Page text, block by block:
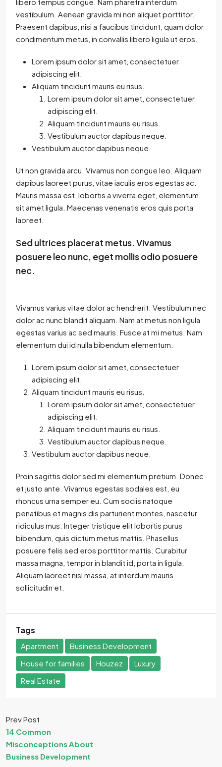
libero tempus congue. Nam pharetra interdum
vestibulum. Aenean gravida mi non aliquet porttitor.
Praesent dapibus, nisi a faucibus tincidunt, quam dolor
condimentum metus, in convallis libero ligula ut eros.
Lorem ipsum dolor sit amet, consectetuer
adipiscing elit.
Aliquam tincidunt mauris eu risus.
Lorem ipsum dolor sit amet, consectetuer
adipiscing elit.
Aliquam tincidunt mauris eu risus.
Vestibulum auctor dapibus neque.
Vestibulum auctor dapibus neque.
Ut non gravida arcu. Vivamus non congue leo. Aliquam
dapibus laoreet purus, vitae iaculis eros egestas ac.
Mauris massa est, lobortis a viverra eget, elementum
sit amet ligula. Maecenas venenatis eros quis porta
laoreet.
Sed ultrices placerat metus. Vivamus
posuere leo nunc, eget mollis odio posuere
nec.
Vivamus varius vitae dolor ac hendrerit. Vestibulum nec
dolor ac nunc blandit aliquam. Nam at metus non ligula
egestas varius ac sed mauris. Fusce at mi metus. Nam
elementum dui id nulla bibendum elementum.
Lorem ipsum dolor sit amet, consectetuer
adipiscing elit.
Aliquam tincidunt mauris eu risus.
Lorem ipsum dolor sit amet, consectetuer
adipiscing elit.
Aliquam tincidunt mauris eu risus.
Vestibulum auctor dapibus neque.
Vestibulum auctor dapibus neque.
Proin sagittis dolor sed mi elementum pretium. Donec
et justo ante. Vivamus egestas sodales est, eu
rhoncus urna semper eu. Cum sociis natoque
penatibus et magnis dis parturient montes, nascetur
ridiculus mus. Integer tristique elit lobortis purus
bibendum, quis dictum metus mattis. Phasellus
posuere felis sed eros porttitor mattis. Curabitur
massa magna, tempor in blandit id, porta in ligula.
Aliquam laoreet nisl massa, at interdum mauris
sollicitudin et.
Tags
Apartment
Business Development
House for families
Houzez
Luxury
Real Estate
Prev Post
14 Common
Misconceptions About
Business Development